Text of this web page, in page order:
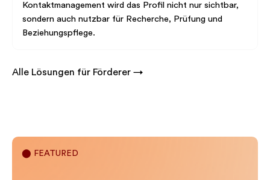
Kontaktmanagement wird das Profil nicht nur sichtbar,
sondern auch nutzbar für Recherche, Prüfung und
Beziehungspflege.
Alle Lösungen für Förderer →
⬤ FEATURED